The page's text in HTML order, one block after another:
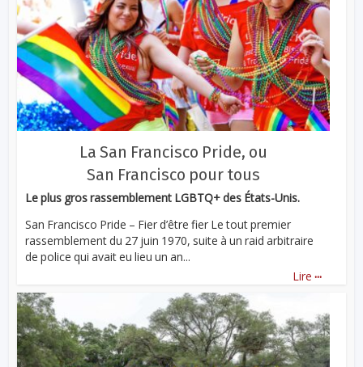
La San Francisco Pride, ou
San Francisco pour tous
Le plus gros rassemblement LGBTQ+ des États-Unis.
San Francisco Pride – Fier d’être fier Le tout premier
rassemblement du 27 juin 1970, suite à un raid arbitraire
de police qui avait eu lieu un an...
Lire ...